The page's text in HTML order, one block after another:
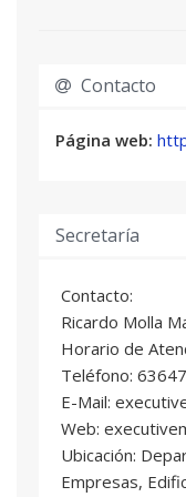
Silvia
04 BUSINESS
Jacinta Mari
05
13 ECTS
Rafael
Fernando
Universidad
Hector
Contacto
Página web:
Secretaría
Contacto:
Ricardo Molla
Horario de
Teléfono:
E-Mail:
Web:
Ubicación:
Empresas,